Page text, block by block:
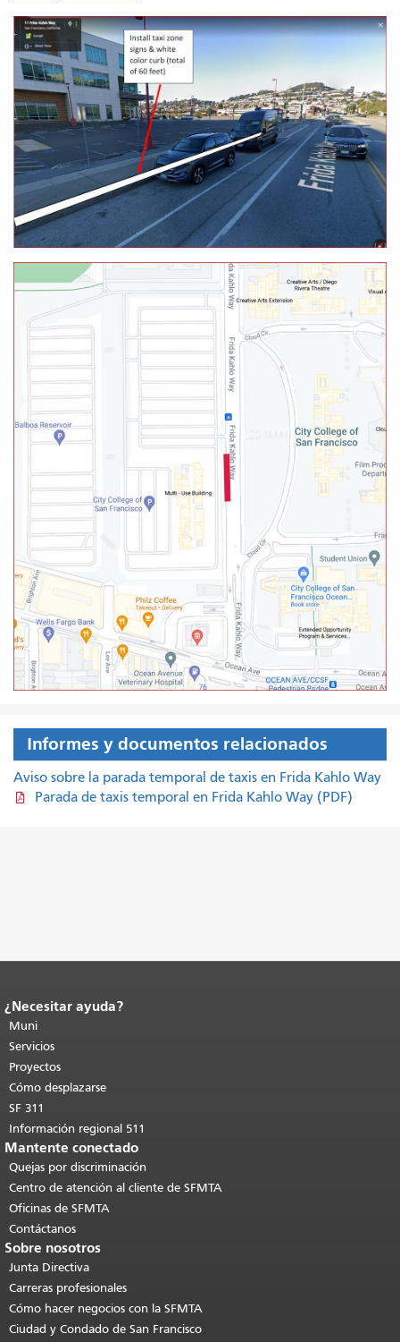
Informes y documentos relacionados
Aviso sobre la parada temporal de taxis en Frida Kahlo Way
Parada de taxis temporal en Frida Kahlo Way (PDF)
Fin del contenido de la página.
de esta página se repite en todas las
páginas.Volver al principio del
contenido principal
¿Necesitar ayuda?
Muni
Servicios
Proyectos
Cómo desplazarse
SF 311
Información regional 511
Mantente conectado
Quejas por discriminación
Centro de atención al cliente de SFMTA
Oficinas de SFMTA
Contáctanos
Sobre nosotros
Junta Directiva
Carreras profesionales
Cómo hacer negocios con la SFMTA
Ciudad y Condado de San Francisco